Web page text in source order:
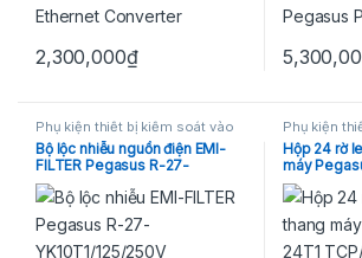
2,300,000₫
Phụ kiện thiết bị kiểm soát vào
ra
Bộ lộc nhiễu nguồn điện EMI-
FILTER Pegasus R-27-
YK10T1/125/250V
Phụ kiện
ra
Hộp 24 rờ
máy
TCP/IP (24
đến 96